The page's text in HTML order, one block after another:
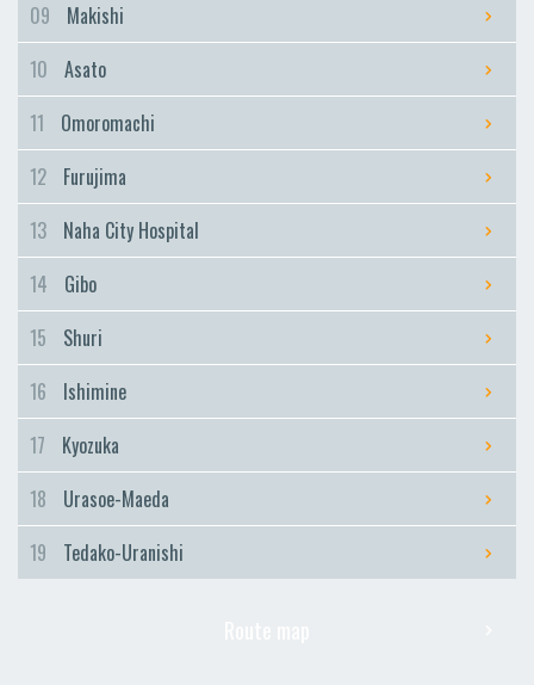
Ishimine
Tedako-Uranishi
Gibo
Kyozuka
09
Makishi
10
Asato
11
Omoromachi
12
Furujima
13
Naha City Hospital
14
Gibo
15
Shuri
16
Ishimine
17
Kyozuka
18
Urasoe-Maeda
19
Tedako-Uranishi